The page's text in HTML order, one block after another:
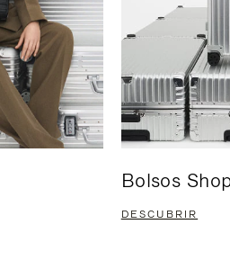
Bolsos
DESCUBRIR